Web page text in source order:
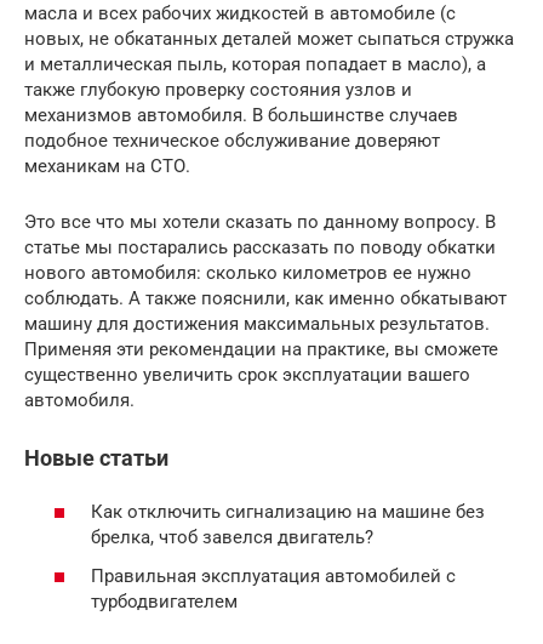
масла и всех рабочих жидкостей в автомобиле (с
новых, не обкатанных деталей может сыпаться стружка
и металлическая пыль, которая попадает в масло), а
также глубокую проверку состояния узлов и
механизмов автомобиля. В большинстве случаев
подобное техническое обслуживание доверяют
механикам на СТО.
Это все что мы хотели сказать по данному вопросу. В
статье мы постарались рассказать по поводу обкатки
нового автомобиля: сколько километров ее нужно
соблюдать. А также пояснили, как именно обкатывают
машину для достижения максимальных результатов.
Применяя эти рекомендации на практике, вы сможете
существенно увеличить срок эксплуатации вашего
автомобиля.
Новые статьи
Как отключить сигнализацию на машине без
брелка, чтоб завелся двигатель?
Правильная эксплуатация автомобилей с
турбодвигателем